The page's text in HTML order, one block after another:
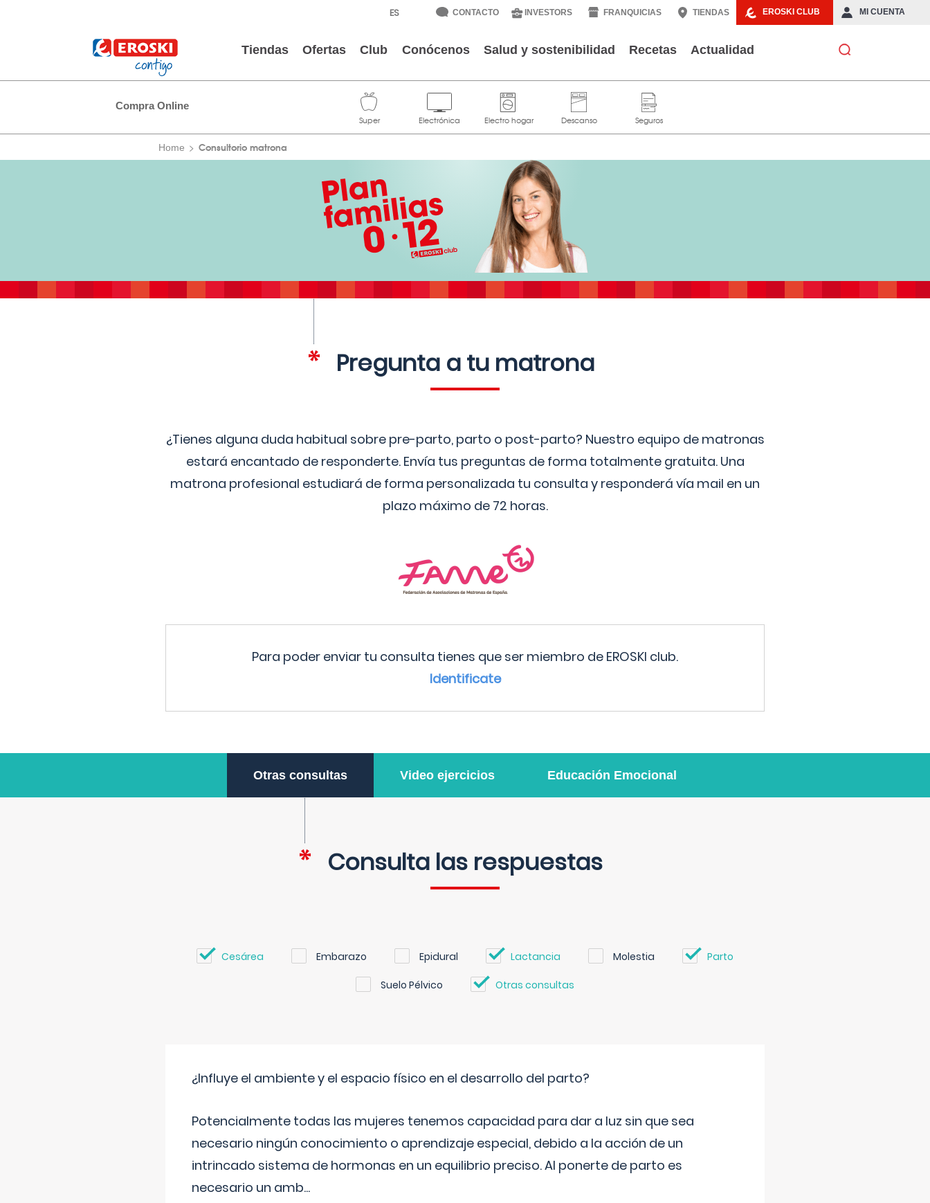
EROSKI CLUB MI CUENTA
CONTACTO INVESTORS FRANQUICIAS TIENDAS
Tiendas Ofertas Club Conócenos Salud y sostenibilidad Recetas Actualidad
Compra Online
Home Consultorio matrona
Pregunta a tu matrona
¿Tienes alguna duda habitual sobre pre-parto, parto o post-parto? Nuestro equipo de matronas
estará encantado de responderte. Envía tus preguntas de forma totalmente gratuita. Una
matrona profesional estudiará de forma personalizada tu consulta y responderá vía mail en un
plazo máximo de 72 horas.
Para poder enviar tu consulta tienes que ser miembro de EROSKI club.
Identificate
Otras consultas Video ejercicios Educación Emocional
Consulta las respuestas
Cesárea Embarazo Epidural Lactancia Molestia Parto
Suelo Pélvico Otras consultas
¿Influye el ambiente y el espacio físico en el desarrollo del parto?
Potencialmente todas las mujeres tenemos capacidad para dar a luz sin que sea
necesario ningún conocimiento o aprendizaje especial, debido a la acción de un
intrincado sistema de hormonas en un equilibrio preciso. Al ponerte de parto es
necesario un amb...